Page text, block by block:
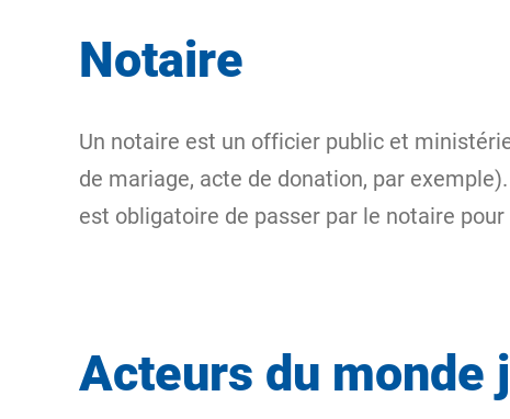
Notaire
Un notaire est un officier public et
de mariage, acte de donation, par
est obligatoire de passer par le notaire
Acteurs du monde